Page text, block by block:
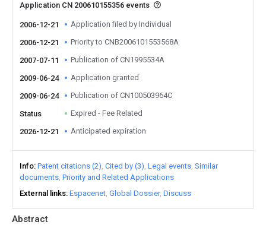
Abstract
Application CN 200610155356 events
2006-12-21 Application filed by Individual
2006-12-21 Priority to CNB2006101553568A
2007-07-11 Publication of CN1995534A
2009-06-24 Application granted
2009-06-24 Publication of CN100503964C
Status Expired - Fee Related
2026-12-21 Anticipated expiration
Info Patent citations (2) Cited by (3) Legal events Similar
documents Priority and Related Applications
External links Espacenet Global Dossier Discuss